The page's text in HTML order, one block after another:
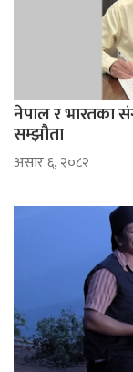
नेपाल र भारतका
सम्झौता
असार ६, २०८२